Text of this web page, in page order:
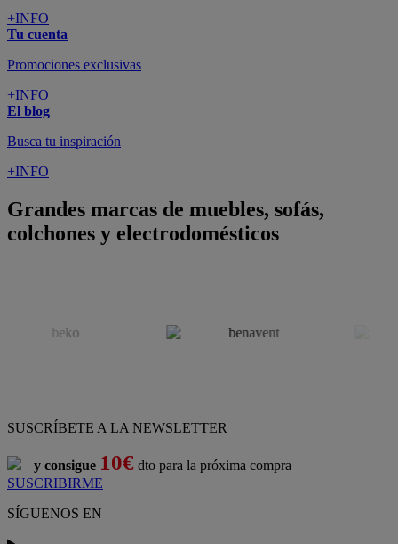
+INFO
Tu cuenta
Promociones exclusivas
+INFO
El blog
Busca tu inspiración
+INFO
Grandes marcas de muebles, sofás,
colchones y electrodomésticos
SUSCRÍBETE A LA NEWSLETTER
y consigue 10€ dto para la próxima compra
SUSCRIBIRME
SÍGUENOS EN